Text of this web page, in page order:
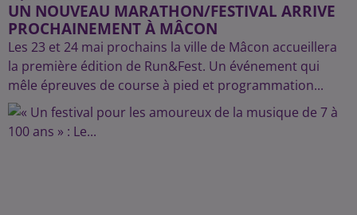
UN NOUVEAU MARATHON/FESTIVAL ARRIVE
PROCHAINEMENT À MÂCON
Les 23 et 24 mai prochains la ville de Mâcon accueillera
la première édition de Run&Fest. Un événement qui
mêle épreuves de course à pied et programmation...